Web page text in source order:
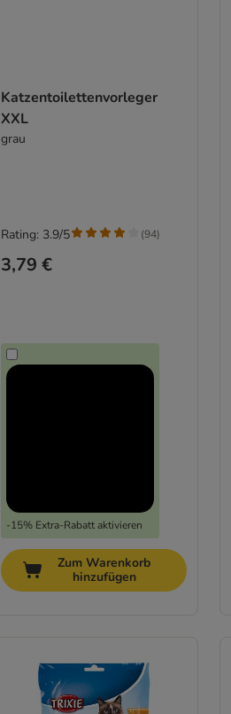
Katzentoilettenvorleger
XXL
grau
3,79 €
-15% Extra-Rabatt aktivieren
Rating: 3.9/5 (94)
Zum Warenkorb
hinzufügen